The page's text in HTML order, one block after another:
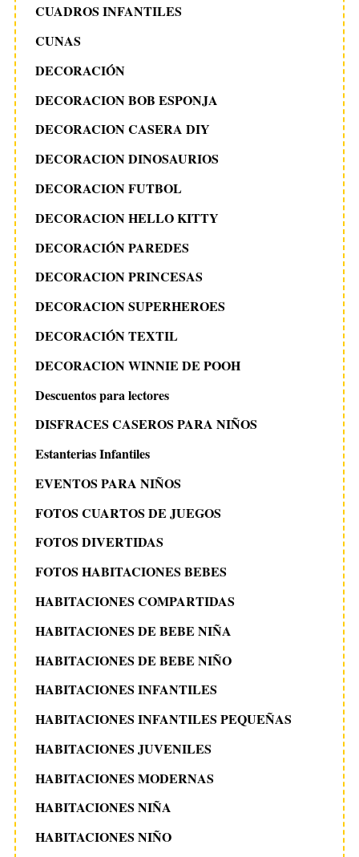
CUADROS INFANTILES
CUNAS
DECORACIÓN
DECORACION BOB ESPONJA
DECORACION CASERA DIY
DECORACION DINOSAURIOS
DECORACION FUTBOL
DECORACION HELLO KITTY
DECORACIÓN PAREDES
DECORACION PRINCESAS
DECORACION SUPERHEROES
DECORACIÓN TEXTIL
DECORACION WINNIE DE POOH
Descuentos para lectores
DISFRACES CASEROS PARA NIÑOS
Estanterias Infantiles
EVENTOS PARA NIÑOS
FOTOS CUARTOS DE JUEGOS
FOTOS DIVERTIDAS
FOTOS HABITACIONES BEBES
HABITACIONES COMPARTIDAS
HABITACIONES DE BEBE NIÑA
HABITACIONES DE BEBE NIÑO
HABITACIONES INFANTILES
HABITACIONES INFANTILES PEQUEÑAS
HABITACIONES JUVENILES
HABITACIONES MODERNAS
HABITACIONES NIÑA
HABITACIONES NIÑO